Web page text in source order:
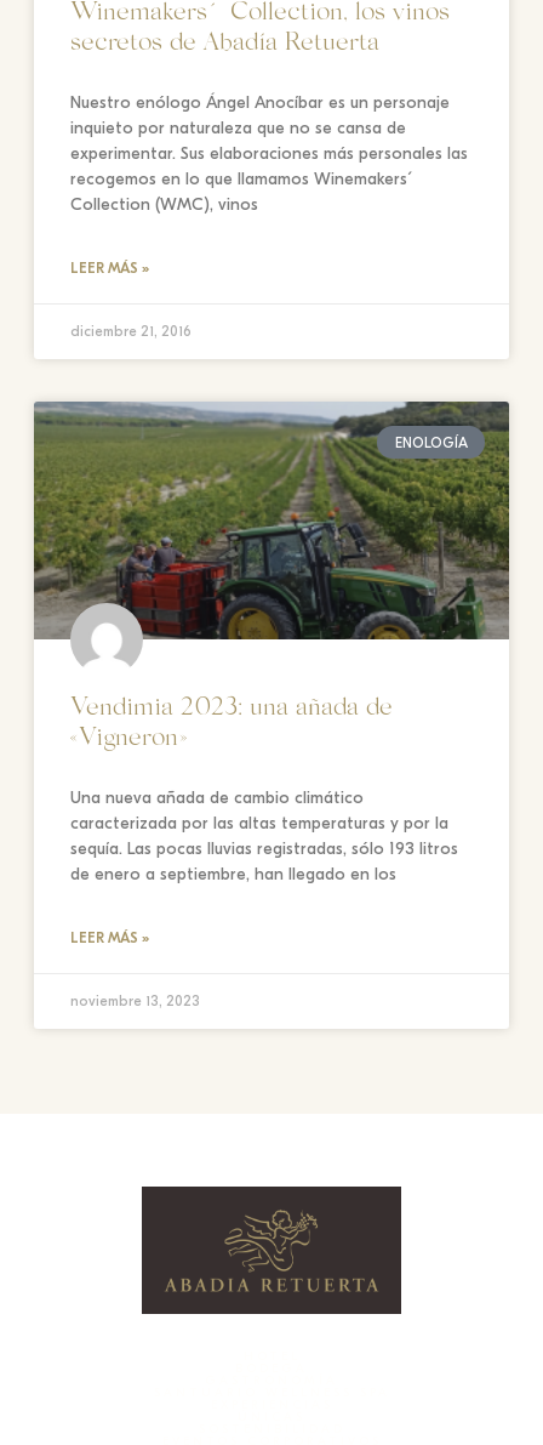
Winemakers´ Collection, los vinos
secretos de Abadía Retuerta
Nuestro enólogo Ángel Anocíbar es un personaje
inquieto por naturaleza que no se cansa de
experimentar. Sus elaboraciones más personales las
recogemos en lo que llamamos Winemakers´
Collection (WMC), vinos
LEER MÁS »
diciembre 21, 2016
ENOLOGÍA
Vendimia 2023: una añada de
«Vigneron»
Una nueva añada de cambio climático
caracterizada por las altas temperaturas y por la
sequía. Las pocas lluvias registradas, sólo 193 litros
de enero a septiembre, han llegado en los
LEER MÁS »
noviembre 13, 2023